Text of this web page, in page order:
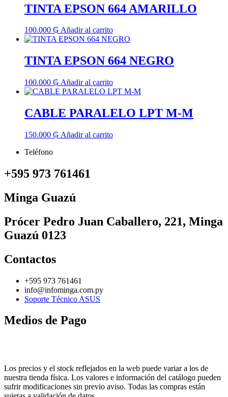
TINTA EPSON 664 AMARILLO
100.000 ₲ Añadir al carrito
TINTA EPSON 664 NEGRO
100.000 ₲ Añadir al carrito
CABLE PARALELO LPT M-M
150.000 ₲ Añadir al carrito
Teléfono
+595 973 761461
Minga Guazú
Prócer Pedro Juan Caballero, 221, Minga
Guazú 0123
Contactos
+595 973 761461
info@infominga.com.py
Soporte Técnico ASUS
Medios de Pago
Los precios y el stock reflejados en la web puede variar a los de
nuestra tienda física. Los valores e información del catálogo pueden
sufrir modificaciones sin previo aviso. Todas las compras están